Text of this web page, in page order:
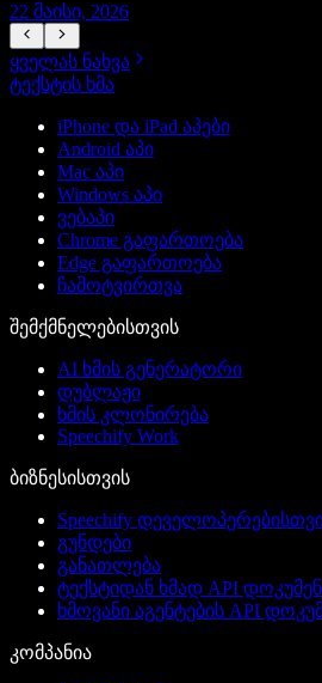
22 მაისი, 2026
ყველას ნახვა
ტექსტის ხმა
iPhone და iPad აპები
Android აპი
Mac აპი
Windows აპი
ვებაპი
Chrome გაფართოება
Edge გაფართოება
ჩამოტვირთვა
შემქმნელებისთვის
AI ხმის გენერატორი
დუბლაჟი
ხმის კლონირება
Speechify Work
ბიზნესისთვის
Speechify
გუნდები
განათლება
ტექსტიდან ხმად API
ხმოვანი აგენტების API
კომპანია